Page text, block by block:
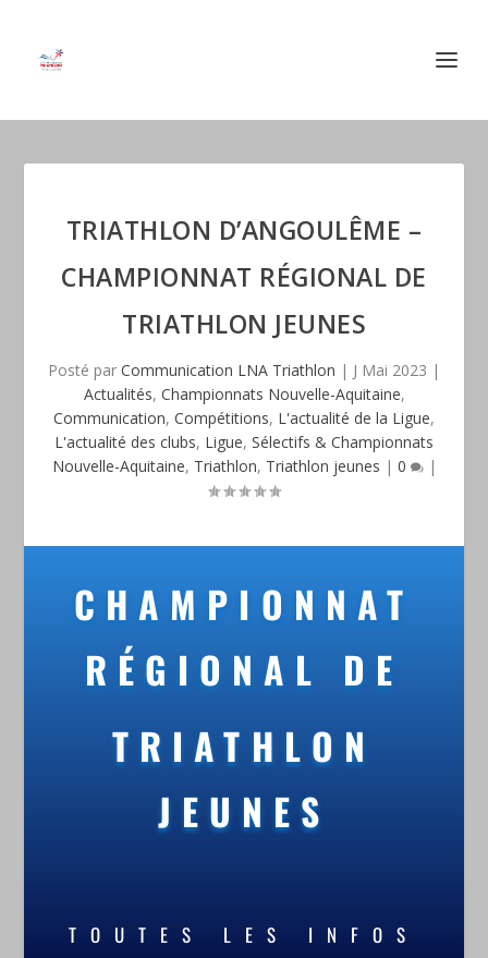
TRIATHLON D’ANGOULÊME –
CHAMPIONNAT RÉGIONAL DE
TRIATHLON JEUNES
Posté par Communication LNA Triathlon | J Mai 2023 |
Actualités, Championnats Nouvelle-Aquitaine,
Communication, Compétitions, L'actualité de la Ligue,
L'actualité des clubs, Ligue, Sélectifs & Championnats
Nouvelle-Aquitaine, Triathlon, Triathlon jeunes | 0 |
CHAMPIONNAT
RÉGIONAL DE
TRIATHLON
JEUNES
TOUTES LES INFOS